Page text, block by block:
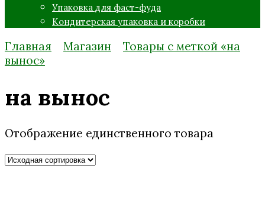
Упаковка для фаст-фуда
Кондитерская упаковка и коробки
Главная Магазин
Товары с меткой «на
вынос»
на вынос
Отображение единственного товара